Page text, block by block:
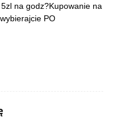
na godz?Kupowanie na
PO